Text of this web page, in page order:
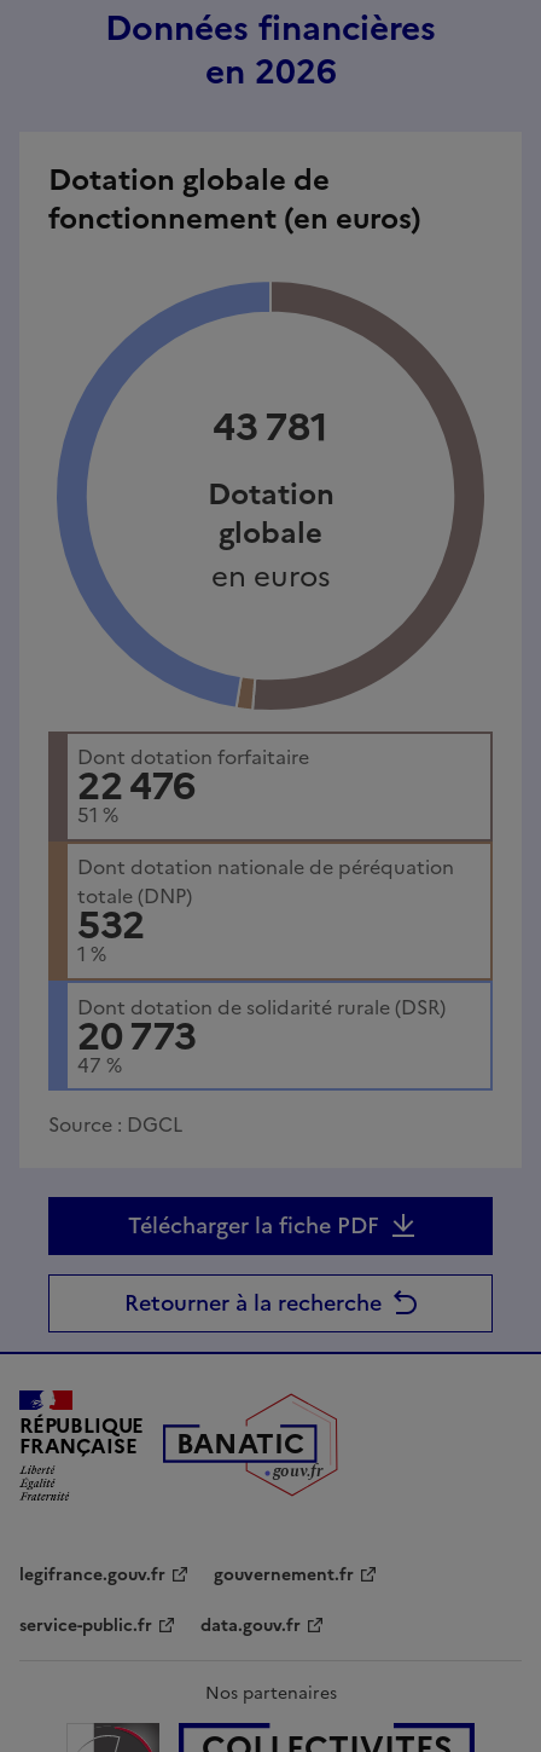
Données financières
en 2026
Dotation globale de
fonctionnement (en euros)
43 781
Dotation
globale
en euros
Dont dotation forfaitaire
22 476
51 %
Dont dotation nationale de péréquation
totale (DNP)
532
1 %
Dont dotation de solidarité rurale (DSR)
20 773
47 %
Source : DGCL
Télécharger la fiche PDF
Retourner à la recherche
RÉPUBLIQUE
FRANÇAISE BANATIC
gouv.fr
legifrance.gouv.fr
gouvernement.fr
service-public.fr
data.gouv.fr
Nos partenaires